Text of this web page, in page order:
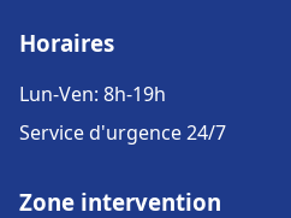
Horaires
Lun-Ven: 8h-19h
Service d'urgence 24/7
Zone intervention